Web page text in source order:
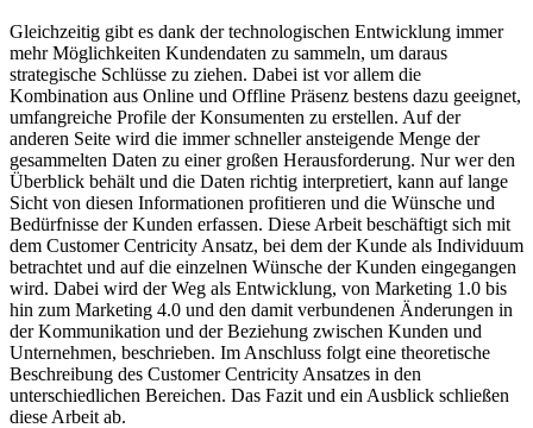
Gleichzeitig gibt es dank der technologischen Entwicklung immer
mehr Möglichkeiten Kundendaten zu sammeln, um daraus
strategische Schlüsse zu ziehen. Dabei ist vor allem die
Kombination aus Online und Offline Präsenz bestens dazu geeignet,
umfangreiche Profile der Konsumenten zu erstellen. Auf der
anderen Seite wird die immer schneller ansteigende Menge der
gesammelten Daten zu einer großen Herausforderung. Nur wer den
Überblick behält und die Daten richtig interpretiert, kann auf lange
Sicht von diesen Informationen profitieren und die Wünsche und
Bedürfnisse der Kunden erfassen. Diese Arbeit beschäftigt sich mit
dem Customer Centricity Ansatz, bei dem der Kunde als Individuum
betrachtet und auf die einzelnen Wünsche der Kunden eingegangen
wird. Dabei wird der Weg als Entwicklung, von Marketing 1.0 bis
hin zum Marketing 4.0 und den damit verbundenen Änderungen in
der Kommunikation und der Beziehung zwischen Kunden und
Unternehmen, beschrieben. Im Anschluss folgt eine theoretische
Beschreibung des Customer Centricity Ansatzes in den
unterschiedlichen Bereichen. Das Fazit und ein Ausblick schließen
diese Arbeit ab.